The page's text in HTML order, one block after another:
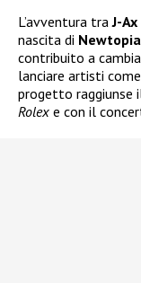
L’avventura traJ-
nascita di Newtopia
contribuito a
lanciare artisti come
progetto raggiunse
Rolex e con il